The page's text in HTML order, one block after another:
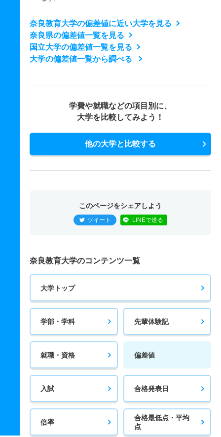
奈良教育大学の偏差値に近い大学を見る
奈良県の偏差値一覧を見る
国立大学の偏差値一覧を見る
大学の偏差値一覧から調べる
学費や就職などの項目別に、
大学を比較してみよう！
他の大学と比較する
このページをシェアしよう
ツイート LINEで送る
奈良教育大学のコンテンツ一覧
大学トップ
学部・学科 先輩体験記
就職・資格 偏差値
入試 合格発表日
倍率
合格最低点・平均
点